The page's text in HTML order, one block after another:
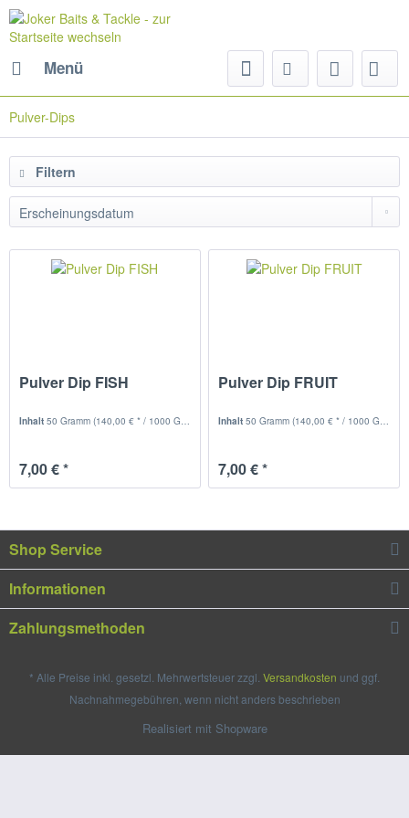
Menü
Pulver-Dips
Filtern
Pulver Dip FISH
Inhalt50 Gramm(140,00 € * / 1000 Gramm)
7,00 € *
Pulver Dip FRUIT
Inhalt50 Gramm(140,00 € * / 1000 Gramm)
7,00 € *
Shop Service
Informationen
Zahlungsmethoden
* Alle Preise inkl. gesetzl. Mehrwertsteuer zzgl. Versandkosten und ggf.
Nachnahmegebühren, wenn nicht anders beschrieben
Realisiert mit Shopware